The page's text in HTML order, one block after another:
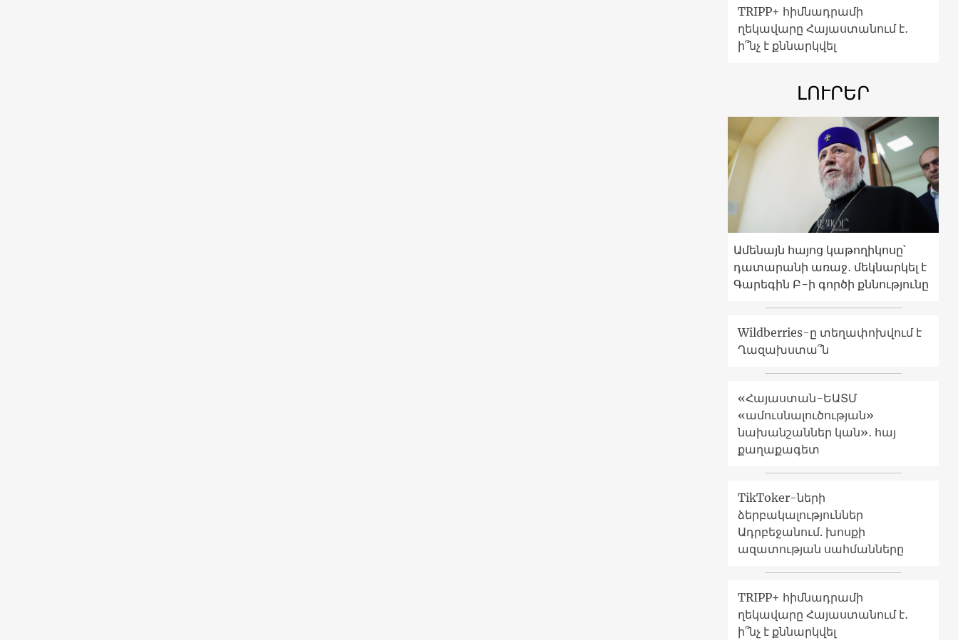
TRIPP+ հիմնադրամի
ղեկավարը Հայաստանում է․
ի՞նչ է քննարկվել
ԼՈՒՐԵՐ
Ամենայն հայոց կաթողիկոսը՝
դատարանի առաջ․ մեկնարկել է
Գարեգին Բ-ի գործի քննությունը
Wildberries-ը տեղափոխվում է
Ղազախստա՞ն
«Հայաստան-ԵԱՏՄ
«ամուսնալուծության»
նախանշաններ կան»․ հայ
քաղաքագետ
TikToker-ների
ձերբակալություններ
Ադրբեջանում. խոսքի
ազատության սահմանները
TRIPP+ հիմնադրամի
ղեկավարը Հայաստանում է․
ի՞նչ է քննարկվել